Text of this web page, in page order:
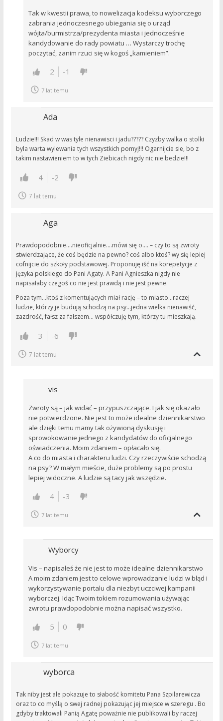
Tak w kwestii prawa, to nowelizacja kodeksu wyborczego
zabrania jednoczesnego ubiegania się o urząd
wójta/burmistrza/prezydenta miasta i jednocześnie
kandydowanie do rady powiatu … Wystarczy trochę
poczytać, zanim rzuci się w kogoś „kamieniem”.
2 -1
7 lat temu
Ada
Ludzie!!! Skad w was tyle nienawisci i jadu????? Czyzby walka o stolki
byla warta wylewania tych wszystkich pomyj!!! Ogarnijcie sie, bo z
takim nastawieniem to w tych Ziebicach nigdy nic nie bedzie!!!
4 -2
7 lat temu
Aga
Prawdopodobnie….nieoficjalnie….mówi się o…. – czy to są zwroty
stwierdzające, że coś będzie na pewno? coś albo ktoś? wy się lepiej
cofnijcie do szkoły podstawowej. Proponuję iść na korepetycje z
języka polskiego do Pani Agaty. A Pani Agnieszka nigdy nie
napisałaby czegoś co nie jest prawdą i nie jest pewne.
Poza tym…ktoś z komentujących miał rację – to miasto…raczej
ludzie, którzy je budują schodzą na psy…jedna wielka nienawiść,
zazdrość, fałsz za fałszem… współczuję tym, którzy tu mieszkają.
3 -6
7 lat temu
vis
Zwroty są – jak widać – przypuszczające. I jak się okazało
nie potwierdzone. Nie jest to może idealne dziennikarstwo
ale dzięki temu mamy tak ożywioną dyskusję i
sprowokowanie jednego z kandydatów do oficjalnego
oświadczenia. Moim zdaniem – opłacało się.
A co do miasta i charakteru ludzi. Czy rzeczywiście schodzą
na psy? W małym mieście, duże problemy są po prostu
lepiej widoczne. A ludzie są tacy jak wszędzie.
4 -3
7 lat temu
Wyborcy
Vis – napisałeś że nie jest to może idealne dziennikarstwo
A moim zdaniem jest to celowe wprowadzanie ludzi w błąd i
wykorzystywanie portalu dla niezbyt uczciwej kampanii
wyborczej. Idąc Twoim tokiem rozumowania używając
zwrotu prawdopodobnie można napisać wszystko.
5 0
7 lat temu
wyborca
Tak niby jest ale pokazuje to słabość komitetu Pana Szpilarewicza
oraz to co myślą o swej radnej pokazując jej miejsce w szeregu . Bo
gdyby traktowali Panią Agatę poważnie nie publikowali by raczej